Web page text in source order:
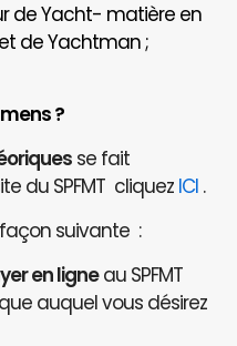
de Yacht- matière en
Yachtman ;
?
se fait
du SPFMT cliquez ICI .
suivante :
en ligneau SPFMT
auquel vous désirez